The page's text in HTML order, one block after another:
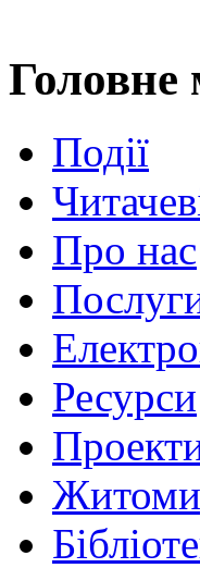
Події
Про нас
Ресурси